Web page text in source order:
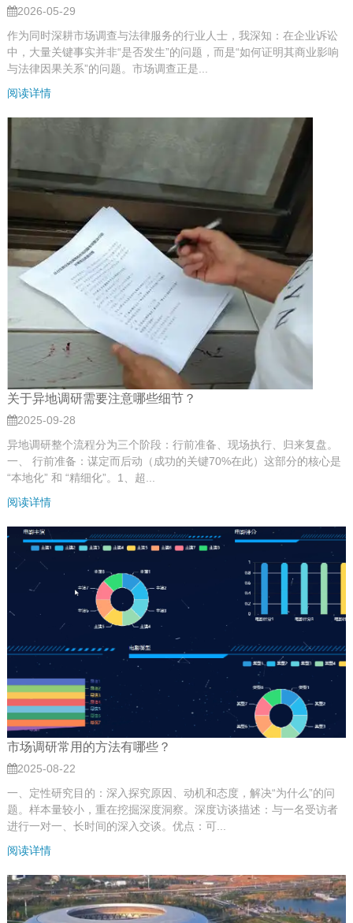
2026-05-29
作为同时深耕市场调查与法律服务的行业人士，我深知：在企业诉讼
中，大量关键事实并非“是否发生”的问题，而是“如何证明其商业影响
与法律因果关系”的问题。市场调查正是...
阅读详情
关于异地调研需要注意哪些细节？
2025-09-28
异地调研整个流程分为三个阶段：行前准备、现场执行、归来复盘。
一、 行前准备：谋定而后动（成功的关键70%在此）这部分的核心是
“本地化” 和 “精细化”。1、超...
阅读详情
市场调研常用的方法有哪些？
2025-08-22
一、定性研究目的：深入探究原因、动机和态度，解决“为什么”的问
题。样本量较小，重在挖掘深度洞察。深度访谈描述：与一名受访者
进行一对一、长时间的深入交谈。优点：可...
阅读详情